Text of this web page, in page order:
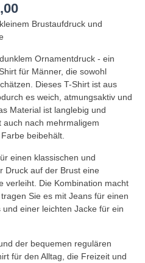
Brustaufdruck und
Ornamentdruck - ein
für Männer, die sowohl
Dieses T-Shirt ist aus
es weich, atmungsaktiv und
Material ist langlebig und
auch nach mehrmaligem
beibehält.
einen klassischen und
Druck auf der Brust eine
verleiht. Die Kombination macht
Sie es mit Jeans für einen
einer leichten Jacke für ein
der bequemen regulären
für den Alltag, die Freizeit und